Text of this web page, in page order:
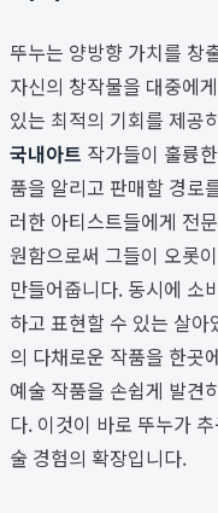
뚜누는 양방향 가치를 창
자신의 창작물을 대중에
있는 최적의 기회를 제공
국내아트 작가들이 훌륭
품을 알리고 판매할 경로
러한 아티스트들에게 전
원함으로써 그들이 오롯
만들어줍니다. 동시에 소
하고 표현할 수 있는 살
의 다채로운 작품을 한곳
예술 작품을 손쉽게 발견
다. 이것이 바로 뚜누가
술 경험의 확장입니다.